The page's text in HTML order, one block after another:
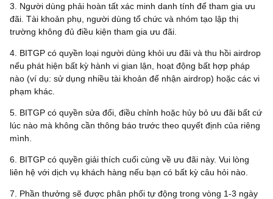
3. Người dùng phải hoàn tất xác minh danh tính để tham gia ưu
đãi. Tài khoản phụ, người dùng tổ chức và nhóm tạo lập thị
trường không đủ điều kiện tham gia ưu đãi.
4. BITGP có quyền loại người dùng khỏi ưu đãi và thu hồi airdrop
nếu phát hiện bất kỳ hành vi gian lận, hoạt động bất hợp pháp
nào (ví dụ: sử dụng nhiều tài khoản để nhận airdrop) hoặc các vi
phạm khác.
5. BITGP có quyền sửa đổi, điều chỉnh hoặc hủy bỏ ưu đãi bất cứ
lúc nào mà không cần thông báo trước theo quyết định của riêng
mình.
6. BITGP có quyền giải thích cuối cùng về ưu đãi này. Vui lòng
liên hệ với dịch vụ khách hàng nếu bạn có bất kỳ câu hỏi nào.
7. Phần thưởng sẽ được phân phối tự động trong vòng 1-3 ngày